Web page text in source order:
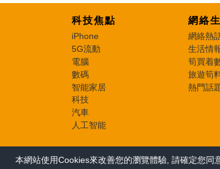
本網站使用Cookies來改善您的瀏覽體驗, 請確定您同
科技焦點
iPhone
5G流動
電腦
數碼
智能家居
科技
汽車
人工智能
網絡
網絡熱
生活情
筍買着
旅遊筍
熱門話